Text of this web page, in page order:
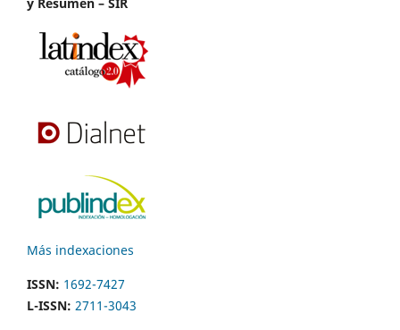
Más indexaciones
ISSN: 1692-7427
L-ISSN: 2711-3043